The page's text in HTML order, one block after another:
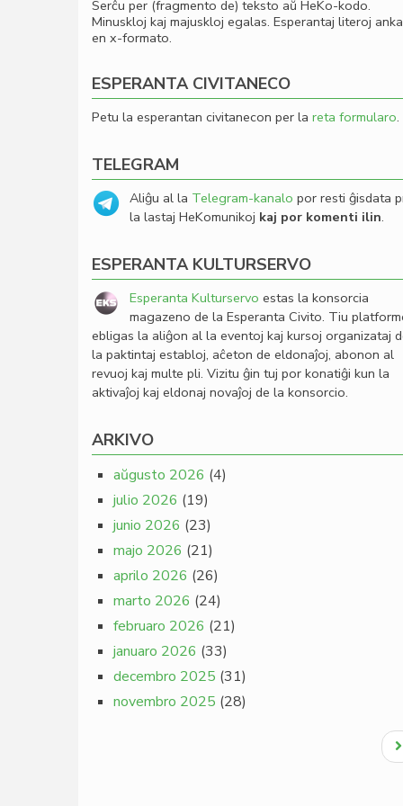
Serĉu per (fragmento de) teksto aŭ HeKo-kodo.
Minuskloj kaj majuskloj egalas. Esperantaj literoj
en x-formato.
ESPERANTA CIVITANECO
Petu la esperantan civitanecon per la reta formularo.
TELEGRAM
Aliĝu al la Telegram-kanalo por resti ĝisdata
la lastaj HeKomunikoj kaj por komenti ilin.
ESPERANTA KULTURSERVO
Esperanta Kulturservo estas la konsorcia
magazeno de la Esperanta Civito. Tiu
ebligas la aliĝon al la eventoj kaj kursoj organizataj
la paktintaj establoj, aĉeton de eldonaĵoj, abonon al
revuoj kaj multe pli. Vizitu ĝin tuj por konatiĝi kun la
aktivaĵoj kaj eldonaj novaĵoj de la konsorcio.
ARKIVO
aŭgusto 2026 (4)
julio 2026 (19)
junio 2026 (23)
majo 2026 (21)
aprilo 2026 (26)
marto 2026 (24)
februaro 2026 (21)
januaro 2026 (33)
decembro 2025 (31)
novembro 2025 (28)